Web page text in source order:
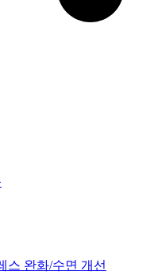
스 완화/수면 개선